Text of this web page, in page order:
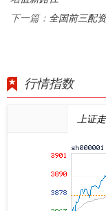
下一篇： 全国前三配
行情指数
上证